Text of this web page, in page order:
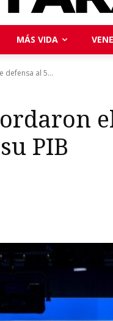
MÁS VIDA
defensa al 5...
PIB